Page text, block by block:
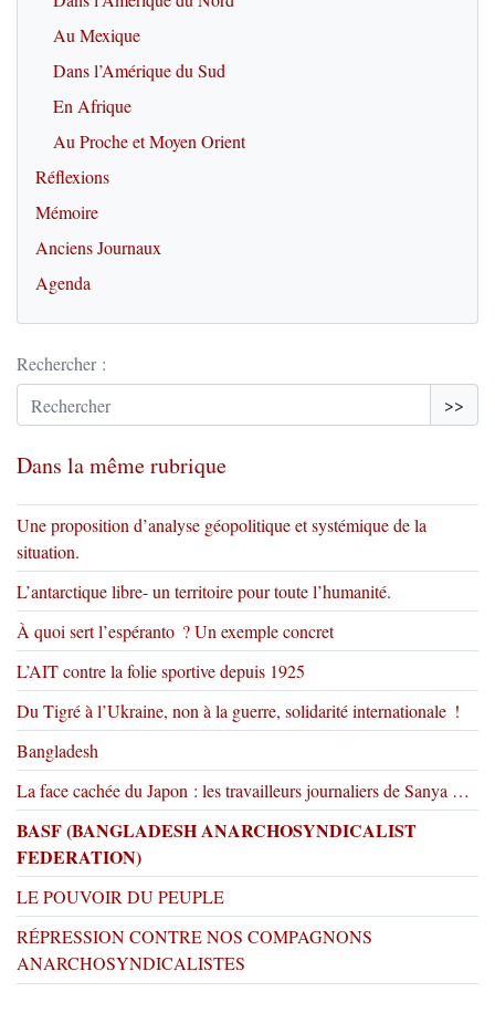
Au Mexique
Dans l’Amérique du Sud
En Afrique
Au Proche et Moyen Orient
Réflexions
Mémoire
Anciens Journaux
Agenda
Rechercher :
>>
Dans la même rubrique
Une proposition d’analyse géopolitique et systémique de la
situation.
L’antarctique libre- un territoire pour toute l’humanité.
À quoi sert l’espéranto ? Un exemple concret
L’AIT contre la folie sportive depuis 1925
Du Tigré à l’Ukraine, non à la guerre, solidarité internationale !
Bangladesh
La face cachée du Japon : les travailleurs journaliers de Sanya …
BASF (BANGLADESH ANARCHOSYNDICALIST
FEDERATION)
LE POUVOIR DU PEUPLE
RÉPRESSION CONTRE NOS COMPAGNONS
ANARCHOSYNDICALISTES